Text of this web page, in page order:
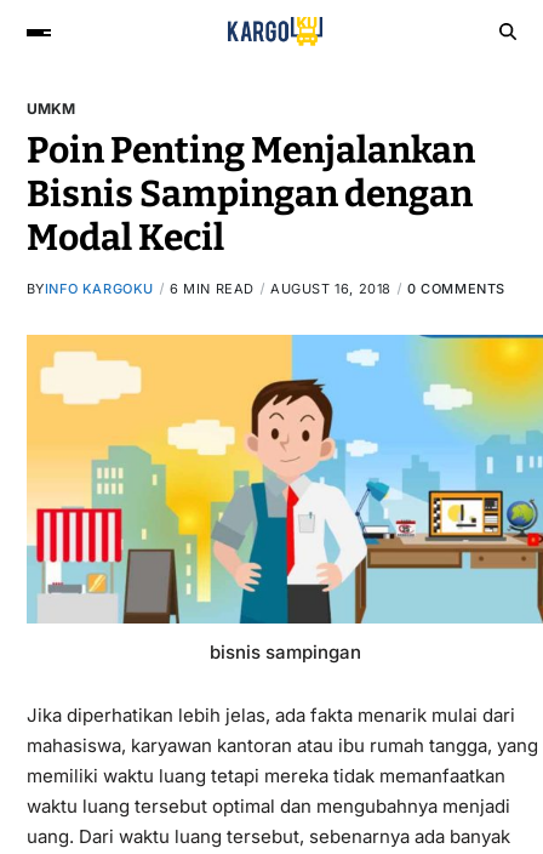
UMKM
Poin Penting Menjalankan
Bisnis Sampingan dengan
Modal Kecil
BYINFO KARGOKU 6 MIN READ AUGUST 16, 2018 0 COMMENTS
bisnis sampingan
Jika diperhatikan lebih jelas, ada fakta menarik mulai dari
mahasiswa, karyawan kantoran atau ibu rumah tangga, yang
memiliki waktu luang tetapi mereka tidak memanfaatkan
waktu luang tersebut optimal dan mengubahnya menjadi
uang. Dari waktu luang tersebut, sebenarnya ada banyak